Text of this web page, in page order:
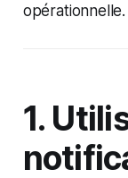
opérationnelle.
1.